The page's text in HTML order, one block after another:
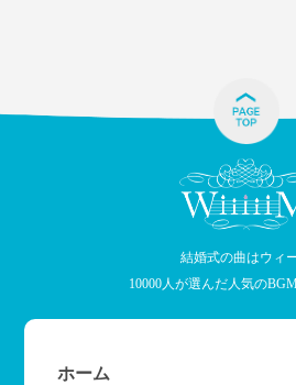
結婚式の曲はウィ
10000人が選んだ人気の
ホーム